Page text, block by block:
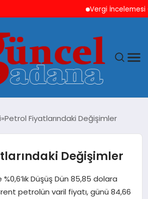
Vergi İncelemesi
Petrol Fiyatlarındaki Değişimler
Değişimler
Düşüş Dün 85,85 dolara
petrolün varil fiyatı, günü 84,66